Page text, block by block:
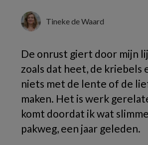
Tineke de Waard
De onrust giert door mijn
zoals dat heet, de kriebels
niets met de lente of de
maken. Het is werk
komt doordat ik wat
pakweg, een jaar geleden.